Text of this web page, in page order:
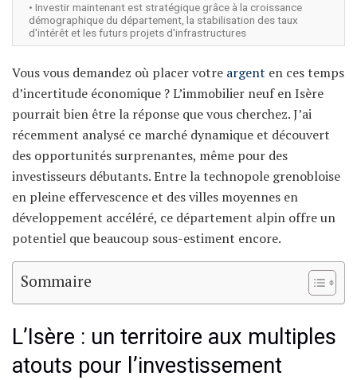
• Investir maintenant est stratégique grâce à la croissance
démographique du département, la stabilisation des taux
d'intérêt et les futurs projets d'infrastructures
Vous vous demandez où placer votre argent en ces temps
d’incertitude économique ? L’immobilier neuf en Isère
pourrait bien être la réponse que vous cherchez. J’ai
récemment analysé ce marché dynamique et découvert
des opportunités surprenantes, même pour des
investisseurs débutants. Entre la technopole grenobloise
en pleine effervescence et des villes moyennes en
développement accéléré, ce département alpin offre un
potentiel que beaucoup sous-estiment encore.
Sommaire
L’Isère : un territoire aux multiples
atouts pour l’investissement